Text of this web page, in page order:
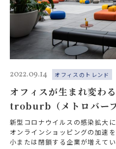
2022.09.14 オフィスのトレンド
オフィスが生まれ変わ
troburb（メトロバーブ
新型コロナウイルスの感染拡大
オンラインショッピングの加速
小または閉鎖する企業が増えて